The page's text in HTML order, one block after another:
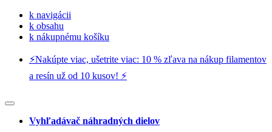
k navigácii
k obsahu
k nákupnému košíku
⚡️Nakúpte viac, ušetrite viac: 10 % zľava na nákup filamentov
a resín už od 10 kusov! ⚡️
Vyhľadávač náhradných dielov